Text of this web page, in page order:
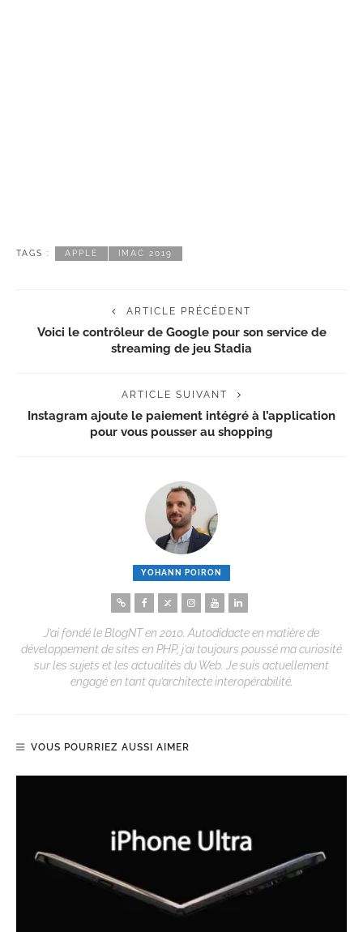
TAGS : APPLE IMAC 2019
ARTICLE PRÉCÉDENT
Voici le contrôleur de Google pour son service de
streaming de jeu Stadia
ARTICLE SUIVANT
Instagram ajoute le paiement intégré à l’application
pour vous pousser au shopping
YOHANN POIRON
J’ai fondé le BlogNT en 2010. Autodidacte en matière de
développement de sites en PHP, j’ai toujours poussé ma curiosité
sur les sujets et les actualités du Web. Je suis actuellement
engagé en tant qu’architecte interopérabilité.
VOUS POURRIEZ AUSSI AIMER